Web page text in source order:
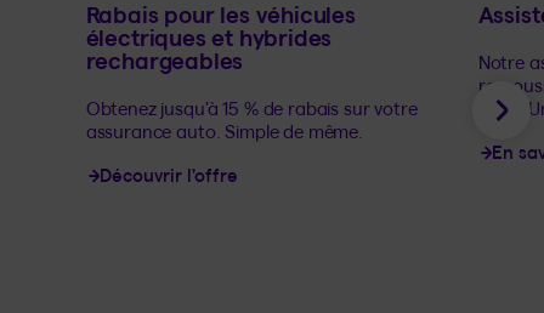
Rabais pour les véhicules
électriques et hybrides
rechargeables
Obtenez jusqu’à 15 % de rabais sur votre
assurance auto. Simple de même.
Découvrir l’offre
Notre
États-
En